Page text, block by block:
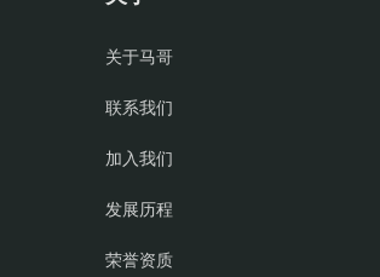
关于马哥
联系我们
加入我们
发展历程
荣誉资质